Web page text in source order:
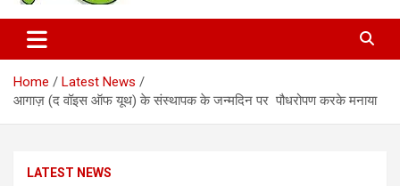
A1news.in
Home
Latest News
आगाज़ (द वॉइस ऑफ यूथ) के संस्थापक के जन्मदिन पर पौधरोपण करके मनाया
LATEST NEWS